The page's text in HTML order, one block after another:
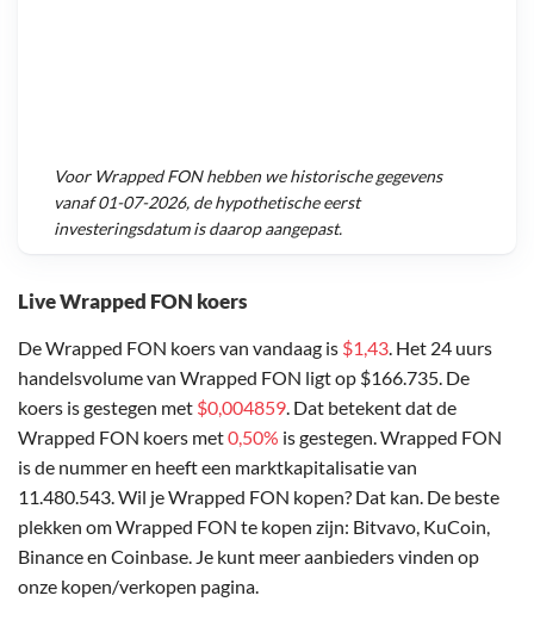
Live Wrapped FON koers
De Wrapped FON koers van vandaag is $1,43. Het 24 uurs
handelsvolume van Wrapped FON ligt op $166.735. De
koers is gestegen met $0,004859. Dat betekent dat de
Wrapped FON koers met0,50% is gestegen. Wrapped FON
is de nummer en heeft een marktkapitalisatie van
11.480.543. Wil je Wrapped FON kopen? Dat kan. De beste
plekken om Wrapped FON te kopen zijn: Bitvavo, KuCoin,
Binance en Coinbase. Je kunt meer aanbieders vinden op
onze kopen/verkopen pagina.
Voor Wrapped FONhebben we historische gegevens
vanaf01-07-2026, de hypothetische eerst
investeringsdatum is daarop aangepast.